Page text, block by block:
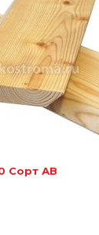
Сорт АВ